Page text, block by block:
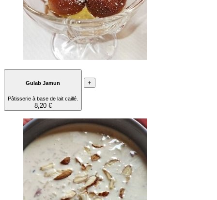
Gulab Jamun
Pâtisserie à base de lait caillé.
8,20 €
+